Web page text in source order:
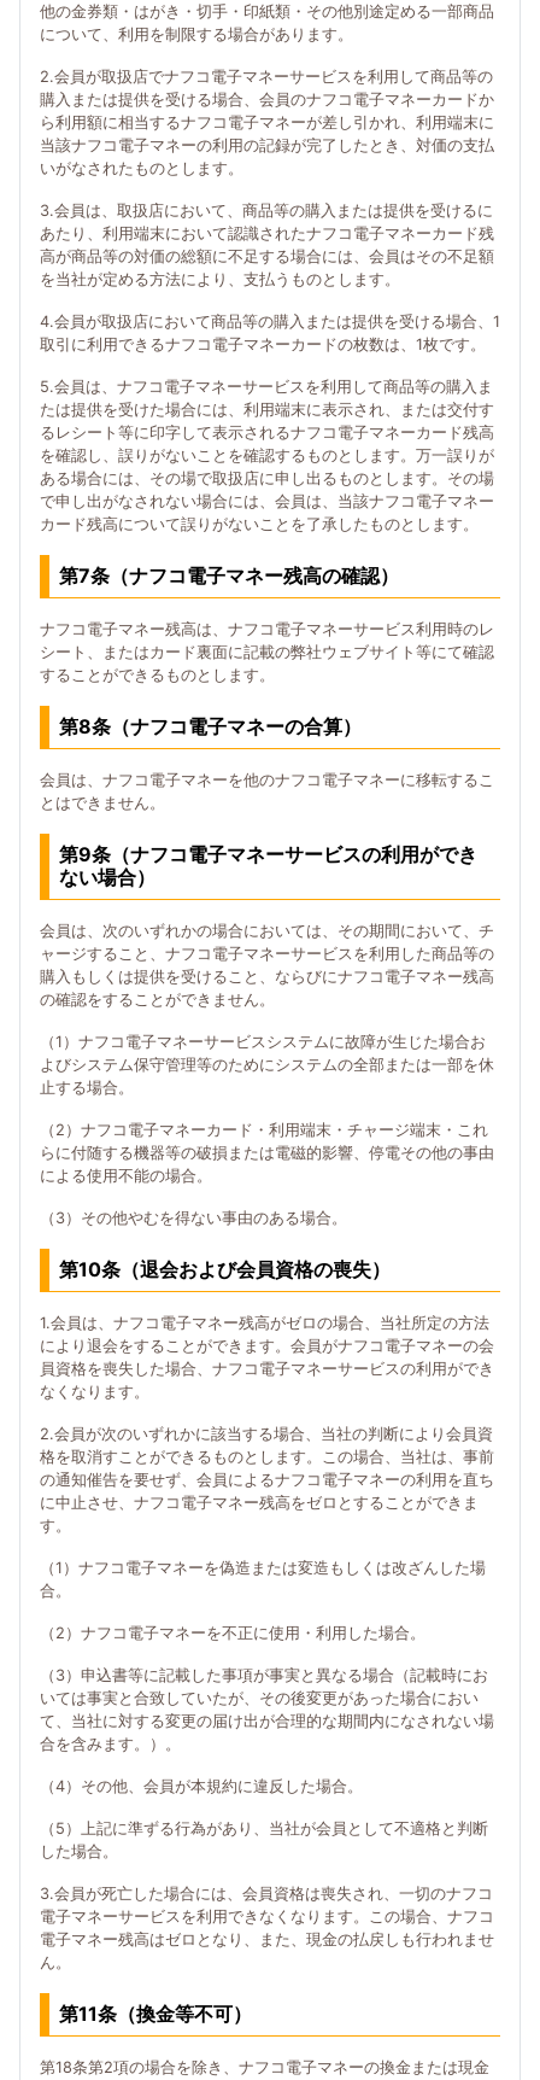
他の金券類・はがき・切手・印紙類・その他別途定める一部商品
について、利用を制限する場合があります。
2.会員が取扱店でナフコ電子マネーサービスを利用して商品等の
購入または提供を受ける場合、会員のナフコ電子マネーカードか
ら利用額に相当するナフコ電子マネーが差し引かれ、利用端末に
当該ナフコ電子マネーの利用の記録が完了したとき、対価の支払
いがなされたものとします。
3.会員は、取扱店において、商品等の購入または提供を受けるに
あたり、利用端末において認識されたナフコ電子マネーカード残
高が商品等の対価の総額に不足する場合には、会員はその不足額
を当社が定める方法により、支払うものとします。
4.会員が取扱店において商品等の購入または提供を受ける場合、1
取引に利用できるナフコ電子マネーカードの枚数は、1枚です。
5.会員は、ナフコ電子マネーサービスを利用して商品等の購入ま
たは提供を受けた場合には、利用端末に表示され、または交付す
るレシート等に印字して表示されるナフコ電子マネーカード残高
を確認し、誤りがないことを確認するものとします。万一誤りが
ある場合には、その場で取扱店に申し出るものとします。その場
で申し出がなされない場合には、会員は、当該ナフコ電子マネー
カード残高について誤りがないことを了承したものとします。
第7条（ナフコ電子マネー残高の確認）
ナフコ電子マネー残高は、ナフコ電子マネーサービス利用時のレ
シート、またはカード裏面に記載の弊社ウェブサイト等にて確認
することができるものとします。
第8条（ナフコ電子マネーの合算）
会員は、ナフコ電子マネーを他のナフコ電子マネーに移転するこ
とはできません。
第9条（ナフコ電子マネーサービスの利用ができ
ない場合）
会員は、次のいずれかの場合においては、その期間において、チ
ャージすること、ナフコ電子マネーサービスを利用した商品等の
購入もしくは提供を受けること、ならびにナフコ電子マネー残高
の確認をすることができません。
（1）ナフコ電子マネーサービスシステムに故障が生じた場合お
よびシステム保守管理等のためにシステムの全部または一部を休
止する場合。
（2）ナフコ電子マネーカード・利用端末・チャージ端末・これ
らに付随する機器等の破損または電磁的影響、停電その他の事由
による使用不能の場合。
（3）その他やむを得ない事由のある場合。
第10条（退会および会員資格の喪失）
1.会員は、ナフコ電子マネー残高がゼロの場合、当社所定の方法
により退会をすることができます。会員がナフコ電子マネーの会
員資格を喪失した場合、ナフコ電子マネーサービスの利用ができ
なくなります。
2.会員が次のいずれかに該当する場合、当社の判断により会員資
格を取消すことができるものとします。この場合、当社は、事前
の通知催告を要せず、会員によるナフコ電子マネーの利用を直ち
に中止させ、ナフコ電子マネー残高をゼロとすることができま
す。
（1）ナフコ電子マネーを偽造または変造もしくは改ざんした場
合。
（2）ナフコ電子マネーを不正に使用・利用した場合。
（3）申込書等に記載した事項が事実と異なる場合（記載時にお
いては事実と合致していたが、その後変更があった場合におい
て、当社に対する変更の届け出が合理的な期間内になされない場
合を含みます。）。
（4）その他、会員が本規約に違反した場合。
（5）上記に準ずる行為があり、当社が会員として不適格と判断
した場合。
3.会員が死亡した場合には、会員資格は喪失され、一切のナフコ
電子マネーサービスを利用できなくなります。この場合、ナフコ
電子マネー残高はゼロとなり、また、現金の払戻しも行われませ
ん。
第11条（換金等不可）
第18条第2項の場合を除き、ナフコ電子マネーの換金または現金